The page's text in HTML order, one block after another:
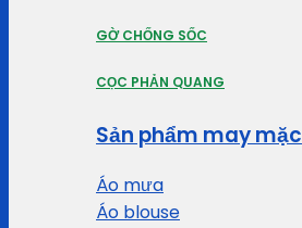
GỜ CHỐNG SỐC
CỌC PHẢN QUANG
Sản phẩm may mặc
Áo mưa
Áo blouse